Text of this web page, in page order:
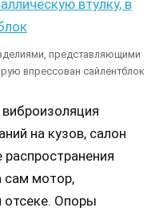
представляющими
впрессован сайлентблок
на кузов, салон
сам мотор,
Опоры